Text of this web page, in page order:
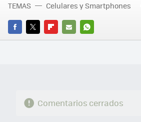
FACEBOOK
TWITTERFLIPBOARD
E-
WHATSAPP
TEMAS Celulares y Smartphones
Comentarios cerrados